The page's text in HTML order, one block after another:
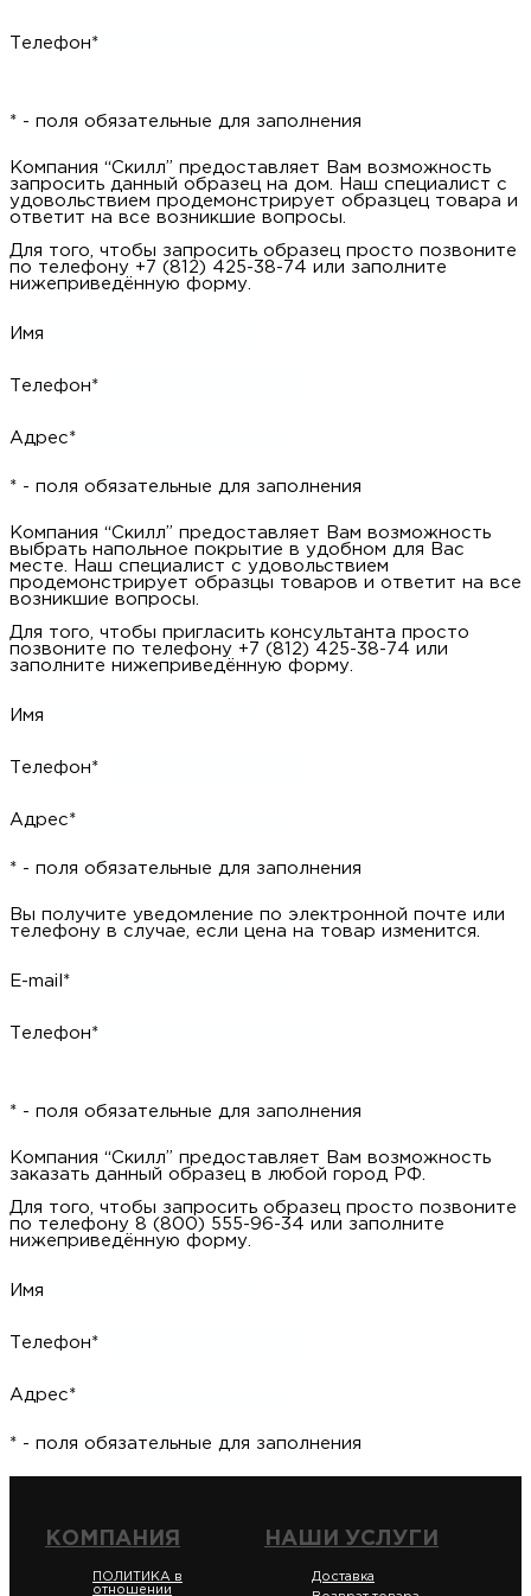
Телефон*
* - поля обязательные для заполнения
Компания “Скилл” предоставляет Вам возможность
запросить данный образец на дом. Наш специалист с
удовольствием продемонстрирует образцец товара и
ответит на все возникшие вопросы.
Для того, чтобы запросить образец просто позвоните
по телефону +7 (812) 425-38-74 или заполните
нижеприведённую форму.
Имя
Телефон*
Адрес*
* - поля обязательные для заполнения
Компания “Скилл” предоставляет Вам возможность
выбрать напольное покрытие в удобном для Вас
месте. Наш специалист с удовольствием
продемонстрирует образцы товаров и ответит на все
возникшие вопросы.
Для того, чтобы пригласить консультанта просто
позвоните по телефону +7 (812) 425-38-74 или
заполните нижеприведённую форму.
Имя
Телефон*
Адрес*
* - поля обязательные для заполнения
Вы получите уведомление по электронной почте или
телефону в случае, если цена на товар изменится.
E-mail*
Телефон*
* - поля обязательные для заполнения
Компания “Скилл” предоставляет Вам возможность
заказать данный образец в любой город РФ.
Для того, чтобы запросить образец просто позвоните
по телефону 8 (800) 555-96-34 или заполните
нижеприведённую форму.
Имя
Телефон*
Адрес*
* - поля обязательные для заполнения
КОМПАНИЯ
ПОЛИТИКА в
отношении
НАШИ УСЛУГИ
Доставка